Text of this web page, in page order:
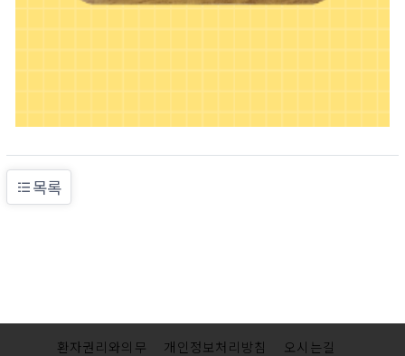
목록
환자권리와의무 개인정보처리방침 오시는길